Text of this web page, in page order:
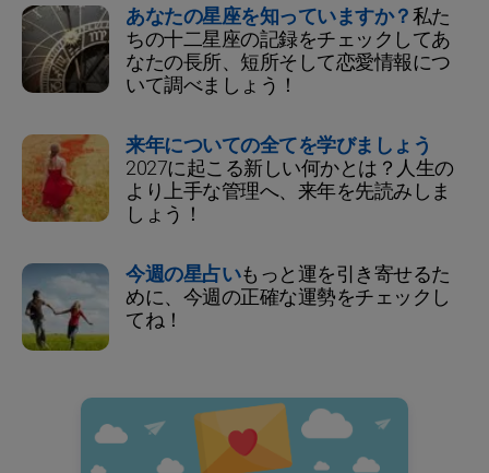
あなたの星座を知っていますか？私た
ちの十二星座の記録をチェックしてあ
なたの長所、短所そして恋愛情報につ
いて調べましょう！
来年についての全てを学びましょう
2027に起こる新しい何かとは？人生の
より上手な管理へ、来年を先読みしま
しょう！
今週の星占いもっと運を引き寄せるた
めに、今週の正確な運勢をチェックし
てね！